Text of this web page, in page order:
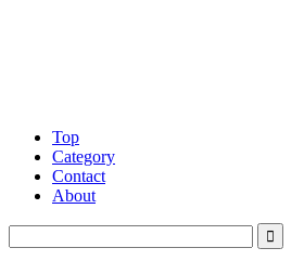
Top
Category
Contact
About